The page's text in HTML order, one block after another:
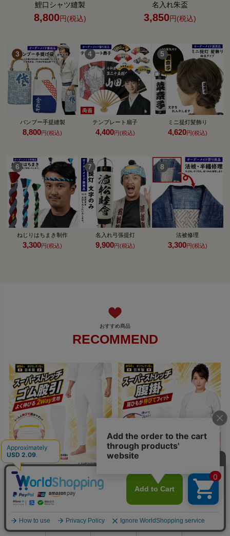
鯉口シャツ縫製
8,800円(税込)
名入れ朱盃
3,850円(税込)
バンブー手提縫製
8,800円(税込)
テンプレート扇子
4,400円(税込)
ミニ提灯髪飾り
4,620円(税込)
ねじりはちまき制作
3,300円(税込)
名入れ弓張提灯
9,900円(税込)
法被修理
3,300円(税込)
RECOMMEND
ストレッチ股引
8,800円（税込）
ストレッチ腹掛
8,800 円（税込）
会員ページ 店舗案内